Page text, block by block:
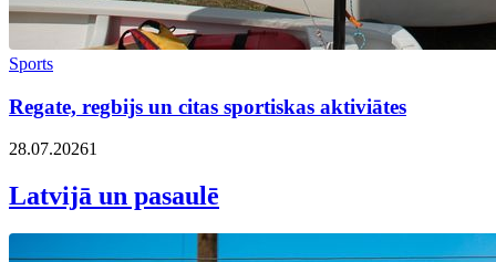
Sports
Regate, regbijs un citas sportiskas aktiviātes
28.07.20261
Latvijā un pasaulē